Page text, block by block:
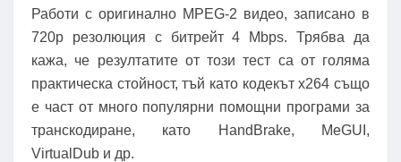
Работи с оригинално MPEG-2 видео, записано в
720p резолюция с битрейт 4 Mbps. Трябва да
кажа, че резултатите от този тест са от голяма
практическа стойност, тъй като кодекът x264 също
е част от много популярни помощни програми за
транскодиране, като HandBrake, MeGUI,
VirtualDub и др.